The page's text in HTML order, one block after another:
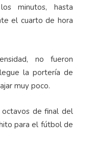
minutos, hasta
el cuarto de hora
no fueron
la portería de
muy poco.
de final del
para el fútbol de